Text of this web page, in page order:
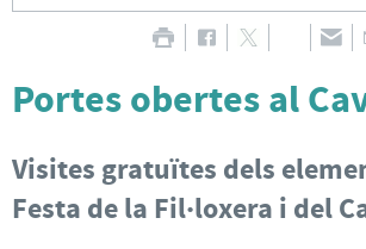
Portes obertes al
Visites gratuïtes dels
Festa de la Fil·loxera i del